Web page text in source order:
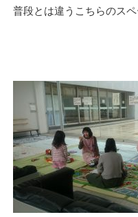
普段とは違うこちらのス